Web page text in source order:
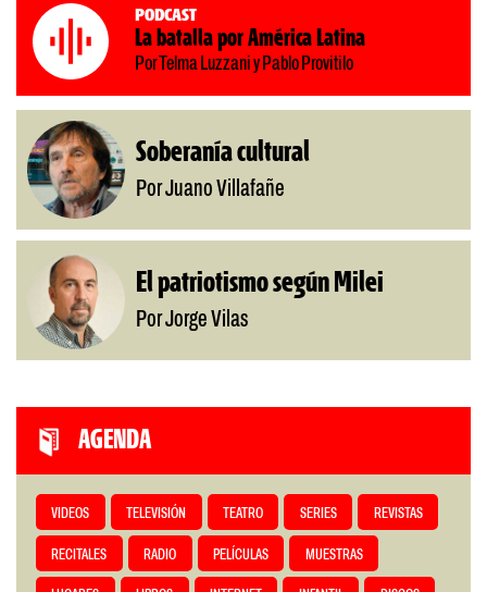
Podcast
La batalla por América Latina
Por Telma Luzzani y Pablo Provitilo
Soberanía cultural
Por Juano Villafañe
El patriotismo según Milei
Por Jorge Vilas
AGENDA
VIDEOS TELEVISIÓN TEATRO SERIES REVISTAS
RECITALES RADIO PELÍCULAS MUESTRAS